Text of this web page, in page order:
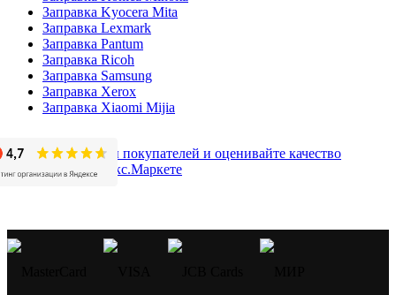
Заправка Kyocera Mita
Заправка Lexmark
Заправка Pantum
Заправка Ricoh
Заправка Samsung
Заправка Xerox
Заправка Xiaomi Mijia